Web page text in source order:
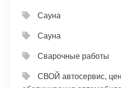
Сауна
Сауна
Сварочные работы
СВОЙ автосервис,